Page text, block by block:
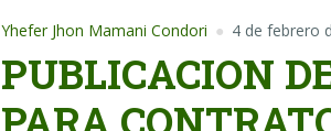
Yhefer Jhon Mamani Condori 4 de febrero
PUBLICACION